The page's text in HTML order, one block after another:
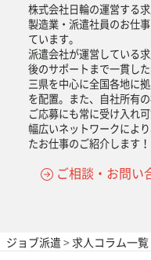
株式会社日輪の運営する求
製造業・派遣社員のお仕
ています。
派遣会社が運営している
後のサポートまで一貫し
三県を中心に全国各地に
を配置。また、自社所有
ご応募にも常に受け入れ
幅広いネットワークによ
たお仕事のご紹介します
ご相談・お問い
ジョブ派遣> 求人コラム一覧